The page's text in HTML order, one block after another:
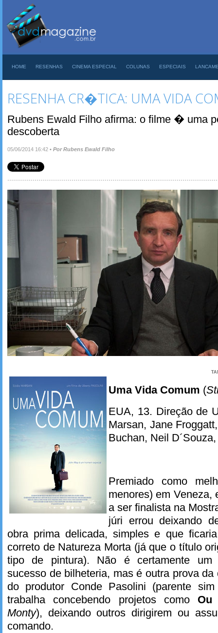
HOME RESENHAS CINEMA ESPECIAL COLUNAS ESPECIAIS
RESENHA CR�TICA: UMA VIDA
Rubens Ewald Filho afirma: o filme � uma
descoberta
05/06/2014 16:42 • Por Rubens Ewald Filho
Uma Vida Comum (
EUA, 13. Direção de
Marsan, Jane
Buchan, Neil
Premiado como
menores) em Veneza,
a ser finalista na
júri errou deixando
obra prima delicada, simples e que
correto de Natureza Morta (já que o título
tipo de pintura). Não é certamente um
sucesso de bilheteria, mas é outra prova
do produtor Conde Pasolini (parente
trabalha concebendo projetos como Ou
Monty), deixando outros dirigirem ou
comando.